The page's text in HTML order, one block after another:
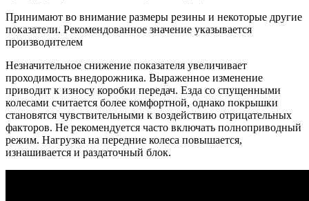
Принимают во внимание размеры резины и некоторые другие
показатели. Рекомендованное значение указывается
производителем
Незначительное снижение показателя увеличивает
проходимость внедорожника. Выраженное изменение
приводит к износу коробки передач. Езда со спущенными
колесами считается более комфортной, однако покрышки
становятся чувствительными к воздействию отрицательных
факторов. Не рекомендуется часто включать полноприводный
режим. Нагрузка на передние колеса повышается,
изнашивается и раздаточный блок.